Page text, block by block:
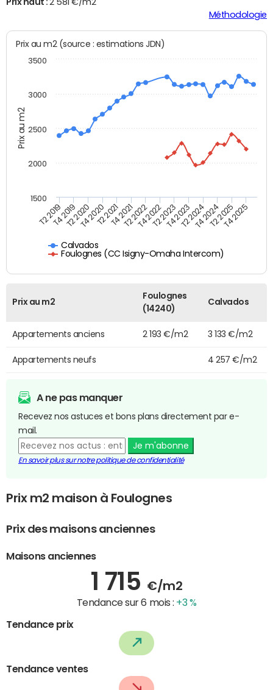
Méthodologie
Prix au m2
Prix au m2 (source : estimations JDN)
Calvados
Foulognes (CC Isigny-Omaha Intercom)
T2 2019T4 2019T2 2020T4 2020T2 2021T4 2021T2 2022T4 2022T2 2023T4 2023T2 2024T4 2024T2 2025T4 2025
1500
2000
2500
3000
3500
Prix au m2
Foulognes
(14240)
Calvados
Appartements anciens 2 193 €/m2 3 133 €/m2
Appartements neufs 4 257 €/m2
A ne pas manquer
Recevez nos astuces et bons plans directement par e-
mail.
Je m'abonne
En savoir plus sur notre politique de confidentialité
Prix m2 maison à Foulognes
Prix des maisons anciennes
Maisons anciennes
1 715 €/m2
Tendance sur 6 mois : +3 %
Tendance prix
Tendance ventes